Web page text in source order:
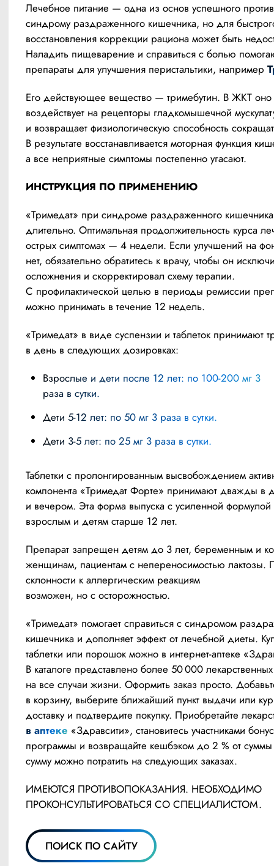
Лечебное питание — одна из основ успешного
синдрому раздраженного кишечника, но для
восстановления коррекции рациона может быть
Наладить пищеварение и справиться с болью
препараты для улучшения перистальтики, например
Его действующее вещество — тримебутин. В ЖКТ оно
воздействует на рецепторы гладкомышечной
и возвращает физиологическую способность
В результате восстанавливается моторная функция
а все неприятные симптомы постепенно угасают.
ИНСТРУКЦИЯ ПО ПРИМЕНЕНИЮ
«Тримедат» при синдроме раздраженного
длительно. Оптимальная продолжительность курса
острых симптомах — 4 недели. Если улучшений на
нет, обязательно обратитесь к врачу, чтобы он
осложнения и скорректировал схему терапии.
С профилактической целью в периоды ремиссии
можно принимать в течение 12 недель.
«Тримедат» в виде суспензии и таблеток принимают
в день в следующих дозировках:
Взрослые и дети после 12 лет: по 100-200 мг 3
раза в сутки.
Дети 5-12 лет: по 50 мг 3 раза в сутки.
Дети 3-5 лет: по 25 мг 3 раза в сутки.
Таблетки с пролонгированным высвобождением
компонента «Тримедат Форте» принимают дважды в
и вечером. Эта форма выпуска с усиленной
взрослым и детям старше 12 лет.
Препарат запрещен детям до 3 лет, беременным и
женщинам, пациентам с непереносимостью лактозы.
склонности к аллергическим реакциям
возможен, но с осторожностью.
«Тримедат» помогает справиться с синдромом
кишечника и дополняет эффект от лечебной диеты.
таблетки или порошок можно в интернет-аптеке
В каталоге представлено более 50 000
на все случаи жизни. Оформить заказ просто.
в корзину, выберите ближайший пункт выдачи или
в аптеке «Здравсити», становитесь участниками
программы и возвращайте кешбэком до 2 % от суммы
сумму можно потратить на следующих заказах.
ИМЕЮТСЯ ПРОТИВОПОКАЗАНИЯ. НЕОБХОДИМО
ПРОКОНСУЛЬТИРОВАТЬСЯ СО СПЕЦИАЛИСТОМ.
ПОИСК ПО САЙТУ